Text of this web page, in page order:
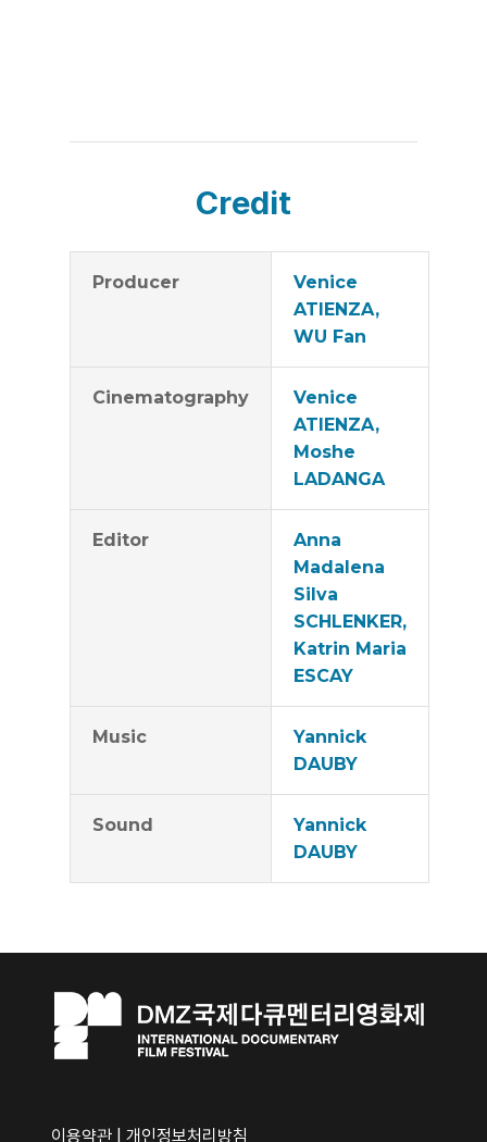
Credit
Producer
Venice
ATIENZA,
WU Fan
Cinematography
Venice
ATIENZA,
Moshe
LADANGA
Editor
Anna
Madalena
Silva
SCHLENKER,
Katrin Maria
ESCAY
Music
Yannick
DAUBY
Sound
Yannick
DAUBY
이용약관 개인정보처리방침